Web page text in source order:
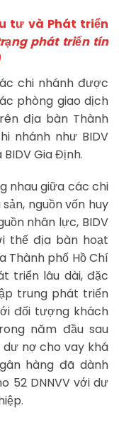
tư và Phát triển
phát triển tín
chi nhánh được
phòng giao dịch
địa bàn Thành
nhánh như BIDV
BIDV Gia Định.
nhau giữa các chi
nguồn vốn huy
nhân lực, BIDV
thế địa bàn hoạt
Thành phố Hồ Chí
triển lâu dài, đặc
trung phát triển
đối tượng khách
năm đầu sau
nợ cho vay khá
hàng đã dành
52 DNNVV với dư